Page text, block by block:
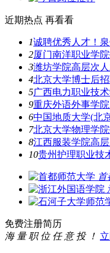
近期热点 再看看
1诚聘优秀人才！
2厦门南洋职业学
3潍坊学院高层次
4北京大学博士后
5广西电力职业技
9重庆外语外事学
6中国地质大学(北
7北京大学物理学
8江西服装学院高
10贵州护理职业技
首
免费注册简历
海 量 职 位 任 意 投 ！